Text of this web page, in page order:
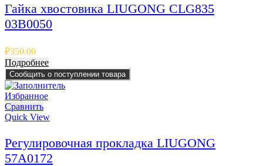
Гайка хвостовика LIUGONG CLG835
03B0050
₽350.00
Подробнее
Сообщить о поступлении товара
Избранное
Сравнить
Quick View
Регулировочная прокладка LIUGONG
57A0172